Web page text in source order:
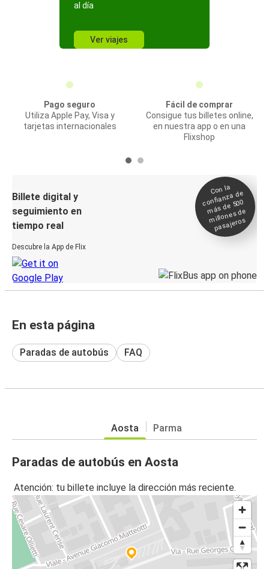
al día
Ver viajes
Pago seguro
Utiliza Apple Pay, Visa y
tarjetas internacionales
Fácil de comprar
Consigue tus billetes online,
en nuestra app o en una
Flixshop
Billete digital y
seguimiento en
tiempo real
Descubre la App de Flix
Con la
confianza de
más de 500
millones de
pasajeros
En esta página
Paradas de autobús FAQ
Aosta Parma
Paradas de autobús en Aosta
Atención: tu billete incluye la dirección más reciente.